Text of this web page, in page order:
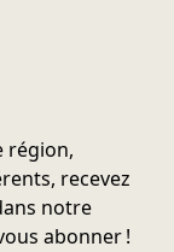
région,
recevez
notre
abonner !